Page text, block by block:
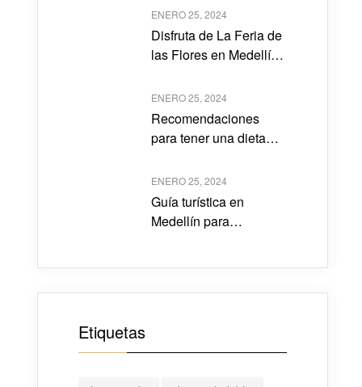
10?
ENERO 25, 2024
Disfruta de La Feria de
las Flores en Medellín
ENERO 25, 2024
Recomendaciones
para tener una dieta
ENERO 25, 2024
Guía turística en
Medellín para
Etiquetas